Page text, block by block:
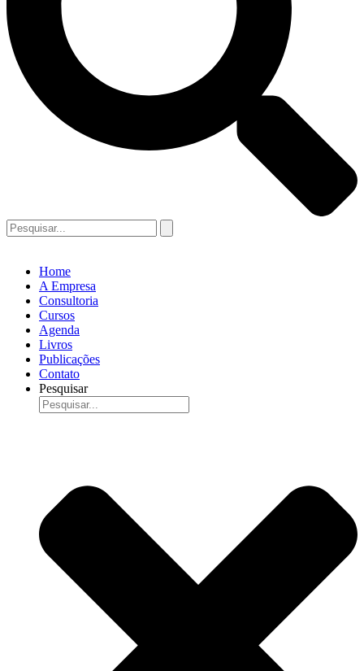
Home
A Empresa
Consultoria
Cursos
Agenda
Livros
Publicações
Contato
Pesquisar